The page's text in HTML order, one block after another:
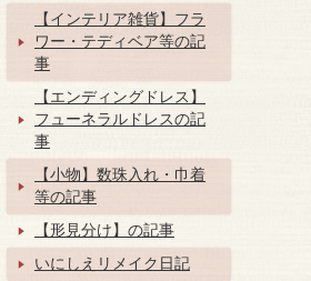
【インテリア雑貨】フラ
ワー・テディベア等の記
事
【エンディングドレス】
フューネラルドレスの記
事
【小物】数珠入れ・巾着
等の記事
【形見分け】の記事
いにしえリメイク日記